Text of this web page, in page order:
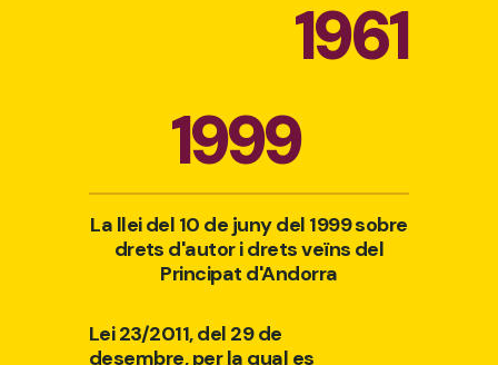
1961
1999
La llei del 10 de juny del 1999 sobre
drets d'autor i drets veïns del
Principat d'Andorra
Lei 23/2011, del 29 de
desembre, per la qual es